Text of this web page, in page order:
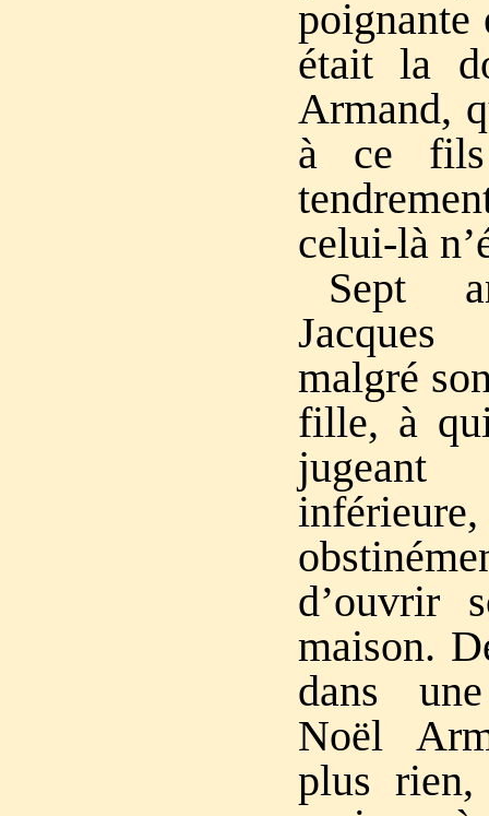
poignante
était la
Armand,
à ce
celui-là
Sept
Jacques
malgré
fille, à
jugeant
d’ouvrir
maison.
dans
Noël
plus